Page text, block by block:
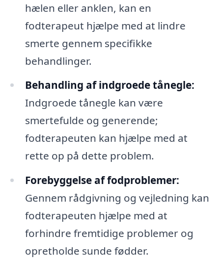
hælen eller anklen, kan en
fodterapeut hjælpe med at lindre
smerte gennem specifikke
behandlinger.
Behandling af indgroede tånegle:
Indgroede tånegle kan være
smertefulde og generende;
fodterapeuten kan hjælpe med at
rette op på dette problem.
Forebyggelse af fodproblemer:
Gennem rådgivning og vejledning kan
fodterapeuten hjælpe med at
forhindre fremtidige problemer og
opretholde sunde fødder.